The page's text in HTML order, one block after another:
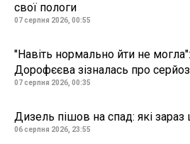
свої пологи
07 серпня 2026, 00:55
"Навіть нормально йти не
Дорофєєва зізналась про
07 серпня 2026, 00:35
Дизель пішов на спад: які зараз
06 серпня 2026, 23:55